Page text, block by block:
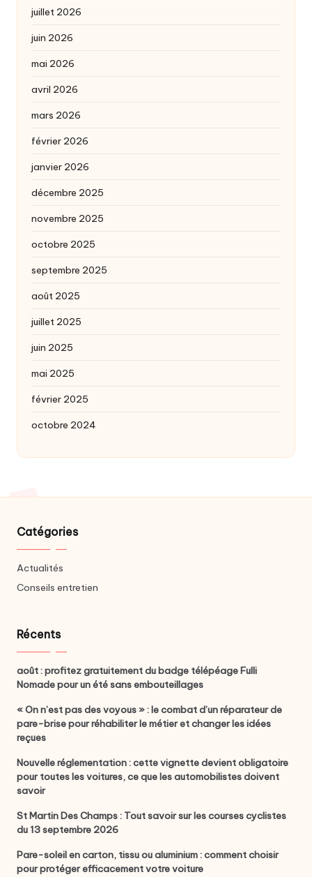
juillet 2026
juin 2026
mai 2026
avril 2026
mars 2026
février 2026
janvier 2026
décembre 2025
novembre 2025
octobre 2025
septembre 2025
août 2025
juillet 2025
juin 2025
mai 2025
février 2025
octobre 2024
Catégories
Actualités
Conseils entretien
Récents
août : profitez gratuitement du badge télépéage Fulli
Nomade pour un été sans embouteillages
« On n’est pas des voyous » : le combat d’un réparateur de
pare-brise pour réhabiliter le métier et changer les idées
reçues
Nouvelle réglementation : cette vignette devient obligatoire
pour toutes les voitures, ce que les automobilistes doivent
savoir
St Martin Des Champs : Tout savoir sur les courses cyclistes
du 13 septembre 2026
Pare-soleil en carton, tissu ou aluminium : comment choisir
pour protéger efficacement votre voiture